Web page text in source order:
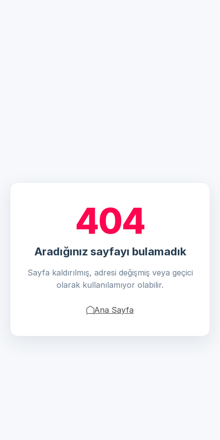
404
Aradığınız sayfayı bulamadık
Sayfa kaldırılmış, adresi değişmiş veya geçici
olarak kullanılamıyor olabilir.
Ana Sayfa